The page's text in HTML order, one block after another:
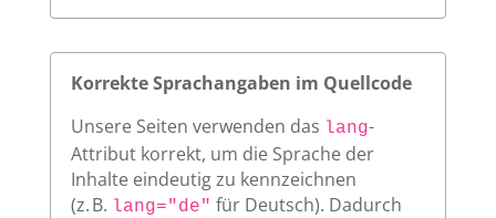
Korrekte Sprachangaben im Quellcode
Unsere Seiten verwenden das lang-
Attribut korrekt, um die Sprache der
Inhalte eindeutig zu kennzeichnen
(z. B. lang="de" für Deutsch). Dadurch